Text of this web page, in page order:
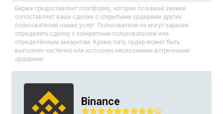
Биржа предоставляет платформу, которая по вашей заявке
сопоставляет ваши сделки с открытыми ордерами других
пользователей наших услуг. Пользователи не могут заранее
определить сделку с конкретным пользователем или
определённым аккаунтом. Кроме того, ордер может быть
выполнен частично или исполнен несколькими встречными
ордерами.
Binance